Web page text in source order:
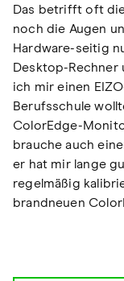
Das betrifft oft
noch die Augen
Hardware-seitig
Desktop-Rechner
ich mir einen
Berufsschule
ColorEdge-
brauche auch
er hat mir lange
regelmäßig
brandneuen